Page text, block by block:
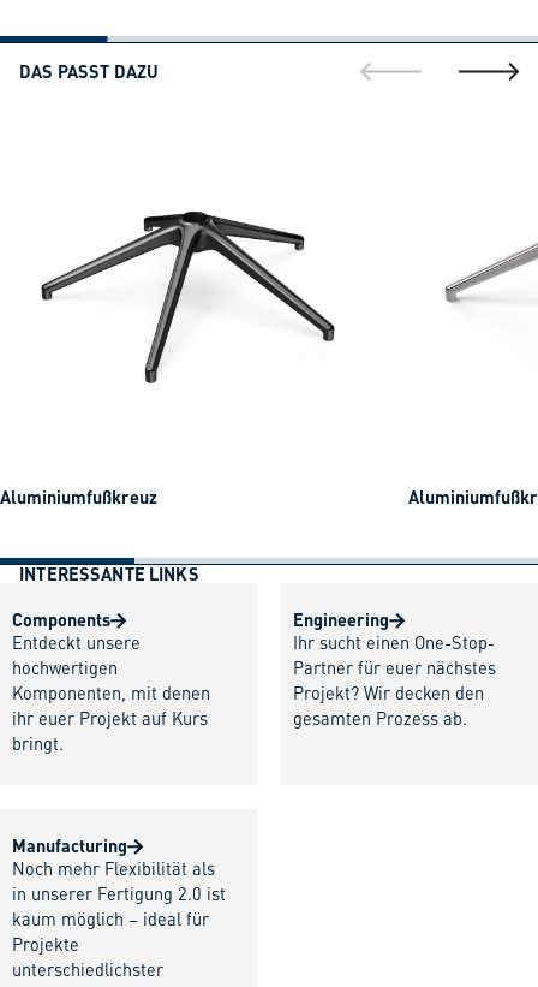
DAS PASST DAZU
gehe zur gehe
Aluminiumfußkreuz
INTERESSANTE LINKS
Components
Entdeckt unsere
hochwertigen
Komponenten, mit denen
ihr euer Projekt auf Kurs
bringt.
Engineering
Ihr sucht einen One-Stop-
Partner für euer nächstes
Projekt? Wir decken den
gesamten Prozess ab.
Manufacturing
Noch mehr Flexibilität als
in unserer Fertigung 2.0 ist
kaum möglich – ideal für
Projekte
unterschiedlichster